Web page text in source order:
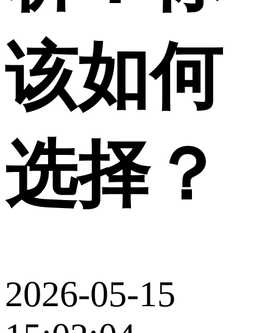
该如何
选择？
2026-05-15